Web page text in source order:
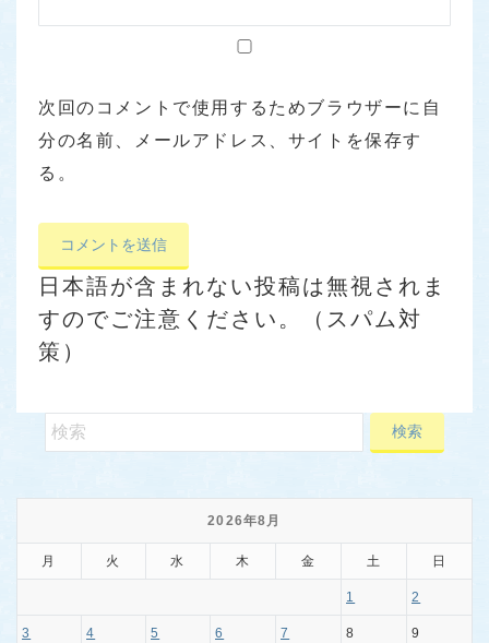
次回のコメントで使用するためブラウザーに自
分の名前、メールアドレス、サイトを保存す
る。
日本語が含まれない投稿は無視されま
すのでご注意ください。（スパム対
策）
2026年8月
月 火 水 木 金 土 日
1 2
3 4 5 6 7 8 9